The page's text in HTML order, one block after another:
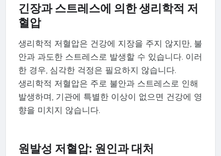
긴장과 스트레스에 의한 생리학적 저
혈압
생리학적 저혈압은 건강에 지장을 주지 않지만, 불
안과 과도한 스트레스로 발생할 수 있습니다. 이러
한 경우, 심각한 걱정은 필요하지 않습니다.
생리학적 저혈압은 주로 불안과 스트레스로 인해
발생하며, 기관에 특별한 이상이 없으면 건강에 영
향을 미치지 않습니다.
원발성 저혈압: 원인과 대처